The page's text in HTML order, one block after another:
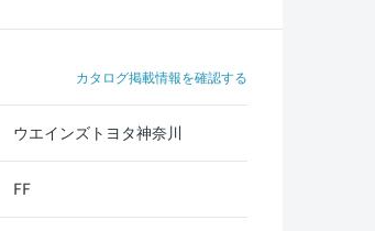
カタログ掲載情報を確認する
ウエインズトヨタ神奈川
FF